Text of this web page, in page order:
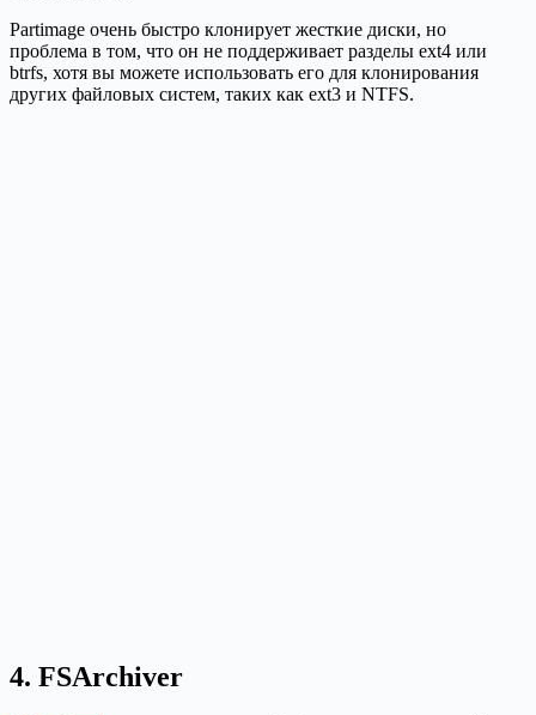
Partimage очень быстро клонирует жесткие диски, но
проблема в том, что он не поддерживает разделы ext4 или
btrfs, хотя вы можете использовать его для клонирования
других файловых систем, таких как ext3 и NTFS.
4. FSArchiver